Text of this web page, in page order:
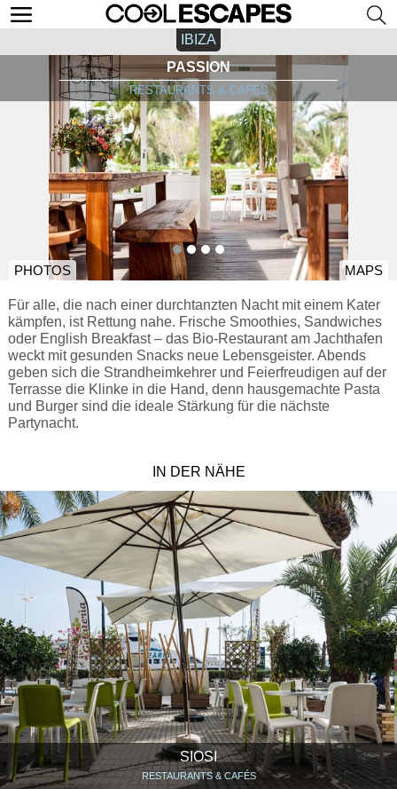
IBIZA
PASSION
RESTAURANTS & CAFÉS
PHOTOS MAPS
Für alle, die nach einer durchtanzten Nacht mit einem Kater
kämpfen, ist Rettung nahe. Frische Smoothies, Sandwiches
oder English Breakfast – das Bio-Restaurant am Jachthafen
weckt mit gesunden Snacks neue Lebensgeister. Abends
geben sich die Strandheimkehrer und Feierfreudigen auf der
Terrasse die Klinke in die Hand, denn hausgemachte Pasta
und Burger sind die ideale Stärkung für die nächste
Partynacht.
IN DER NÄHE
SIOSI
RESTAURANTS & CAFÉS